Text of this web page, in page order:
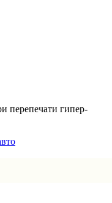
перепечати гипер-